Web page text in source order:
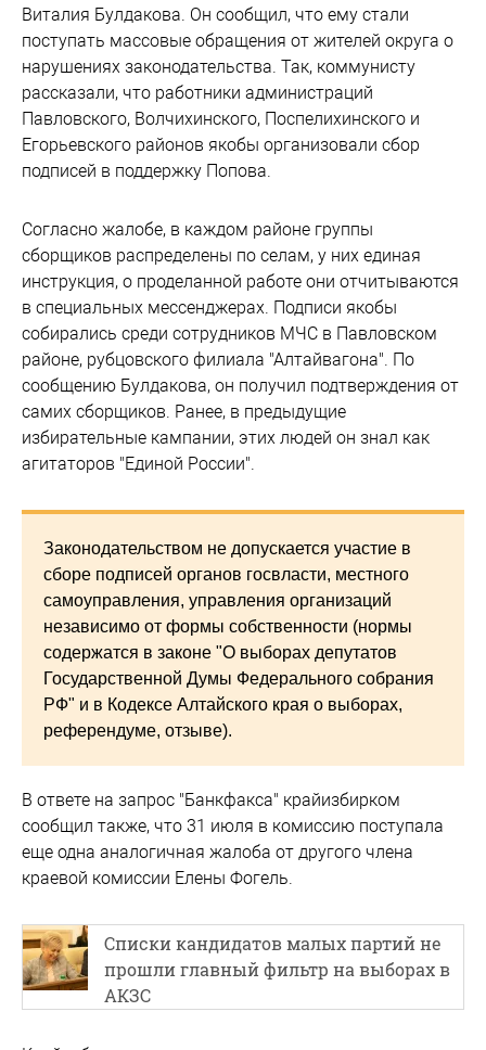
Виталия Булдакова. Он сообщил, что ему стали
поступать массовые обращения от жителей округа о
нарушениях законодательства. Так, коммунисту
рассказали, что работники администраций
Павловского, Волчихинского, Поспелихинского и
Егорьевского районов якобы организовали сбор
подписей в поддержку Попова.
Согласно жалобе, в каждом районе группы
сборщиков распределены по селам, у них единая
инструкция, о проделанной работе они отчитываются
в специальных мессенджерах. Подписи якобы
собирались среди сотрудников МЧС в Павловском
районе, рубцовского филиала "Алтайвагона". По
сообщению Булдакова, он получил подтверждения от
самих сборщиков. Ранее, в предыдущие
избирательные кампании, этих людей он знал как
агитаторов "Единой России".
Законодательством не допускается участие в
сборе подписей органов госвласти, местного
самоуправления, управления организаций
независимо от формы собственности (нормы
содержатся в законе "О выборах депутатов
Государственной Думы Федерального собрания
РФ" и в Кодексе Алтайского края о выборах,
референдуме, отзыве).
В ответе на запрос "Банкфакса" крайизбирком
сообщил также, что 31 июля в комиссию поступала
еще одна аналогичная жалоба от другого члена
краевой комиссии Елены Фогель.
Списки кандидатов малых партий не
прошли главный фильтр на выборах в
АКЗС